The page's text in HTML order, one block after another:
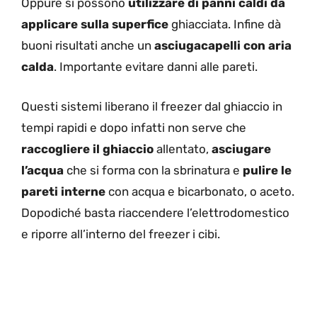
Oppure si possono utilizzare di panni caldi da
applicare sulla superfice ghiacciata. Infine dà
buoni risultati anche un asciugacapelli con aria
calda. Importante evitare danni alle pareti.
Questi sistemi liberano il freezer dal ghiaccio in
tempi rapidi e dopo infatti non serve che
raccogliere il ghiaccio allentato, asciugare
l’acqua che si forma con la sbrinatura e pulire le
pareti interne con acqua e bicarbonato, o aceto.
Dopodiché basta riaccendere l’elettrodomestico
e riporre all’interno del freezer i cibi.